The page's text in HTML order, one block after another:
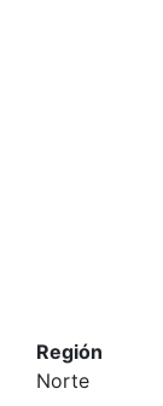
Región
Norte